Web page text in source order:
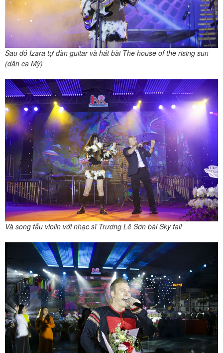
Sau đó Izara tự đàn guitar và hát bài The house of the rising sun
(dân ca Mỹ)
Và song tấu violin với nhạc sĩ Trương Lê Sơn bài Sky fall